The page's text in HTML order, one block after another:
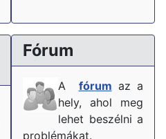
Fórum
A fórum az a
hely, ahol meg
lehet beszélni a
problémákat.